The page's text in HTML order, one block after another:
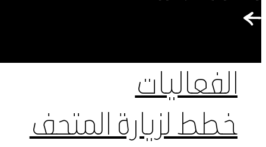
الفعاليات
خطط لزيارة المتحف